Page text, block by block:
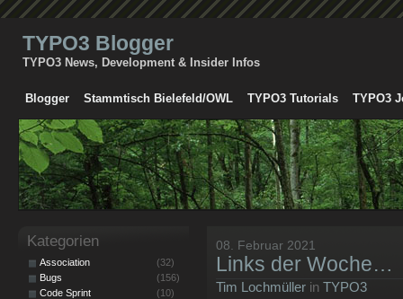
TYPO3 Blogger
TYPO3 News, Development & Insider Infos
Blogger Stammtisch Bielefeld/OWL TYPO3 Tutorials TYPO3
08. Februar 2021
Links der Woche…
Tim Lochmüller in TYPO3
Kategorien
Association
(32)
Bugs
(156)
Code Sprint
(10)